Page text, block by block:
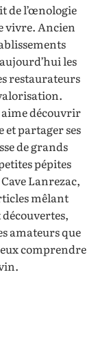
de l’œnologie
vivre. Ancien
les
restaurateurs
découvrir
et partager ses
de grands
pépites
Lanrezac,
mêlant
amateurs que
comprendre